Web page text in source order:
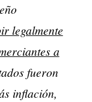
legalmente
a
fueron
inflación,